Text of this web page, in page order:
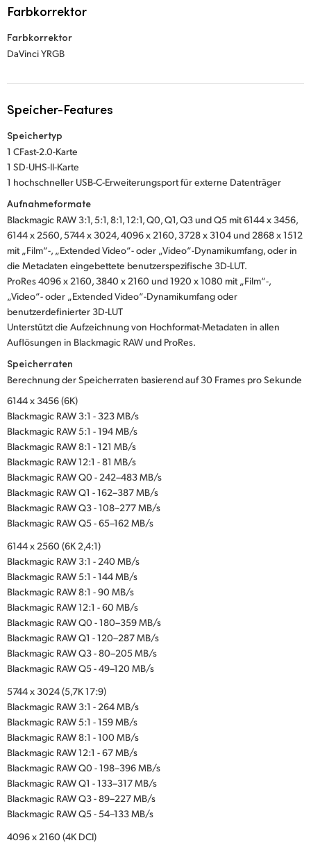
Farbkorrektor
Farbkorrektor
DaVinci YRGB
Speicher-Features
Speichertyp
1 CFast-2.0-Karte
1 SD-UHS-II-Karte
1 hochschneller USB-C-Erweiterungsport für externe Datenträger
Aufnahmeformate
Blackmagic RAW 3:1, 5:1, 8:1, 12:1, Q0, Q1, Q3 und Q5 mit 6144 x 3456,
6144 x 2560, 5744 x 3024, 4096 x 2160, 3728 x 3104 und 2868 x 1512
mit „Film“-, „Extended Video“- oder „Video“-Dynamikumfang, oder in
die Metadaten eingebettete benutzerspezifische 3D-LUT.
ProRes 4096 x 2160, 3840 x 2160 und 1920 x 1080 mit „Film“-,
„Video“- oder „Extended Video“-Dynamikumfang oder
benutzerdefinierter 3D-LUT
Unterstützt die Aufzeichnung von Hochformat-Metadaten in allen
Auflösungen in Blackmagic RAW und ProRes.
Speicherraten
Berechnung der Speicherraten basierend auf 30 Frames pro Sekunde
6144 x 3456 (6K)
Blackmagic RAW 3:1 - 323 MB/s
Blackmagic RAW 5:1 - 194 MB/s
Blackmagic RAW 8:1 - 121 MB/s
Blackmagic RAW 12:1 - 81 MB/s
Blackmagic RAW Q0 - 242–483 MB/s
Blackmagic RAW Q1 - 162–387 MB/s
Blackmagic RAW Q3 - 108–277 MB/s
Blackmagic RAW Q5 - 65–162 MB/s
6144 x 2560 (6K 2,4:1)
Blackmagic RAW 3:1 - 240 MB/s
Blackmagic RAW 5:1 - 144 MB/s
Blackmagic RAW 8:1 - 90 MB/s
Blackmagic RAW 12:1 - 60 MB/s
Blackmagic RAW Q0 - 180–359 MB/s
Blackmagic RAW Q1 - 120–287 MB/s
Blackmagic RAW Q3 - 80–205 MB/s
Blackmagic RAW Q5 - 49–120 MB/s
5744 x 3024 (5,7K 17:9)
Blackmagic RAW 3:1 - 264 MB/s
Blackmagic RAW 5:1 - 159 MB/s
Blackmagic RAW 8:1 - 100 MB/s
Blackmagic RAW 12:1 - 67 MB/s
Blackmagic RAW Q0 - 198–396 MB/s
Blackmagic RAW Q1 - 133–317 MB/s
Blackmagic RAW Q3 - 89–227 MB/s
Blackmagic RAW Q5 - 54–133 MB/s
4096 x 2160 (4K DCI)